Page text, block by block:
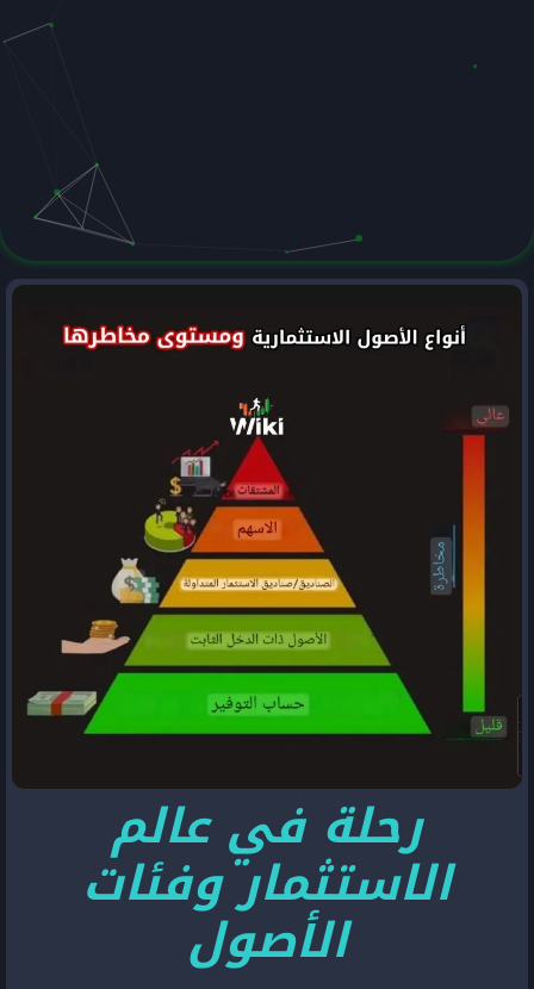
رحلة في عالم
الاستثمار وفئات
الأصول